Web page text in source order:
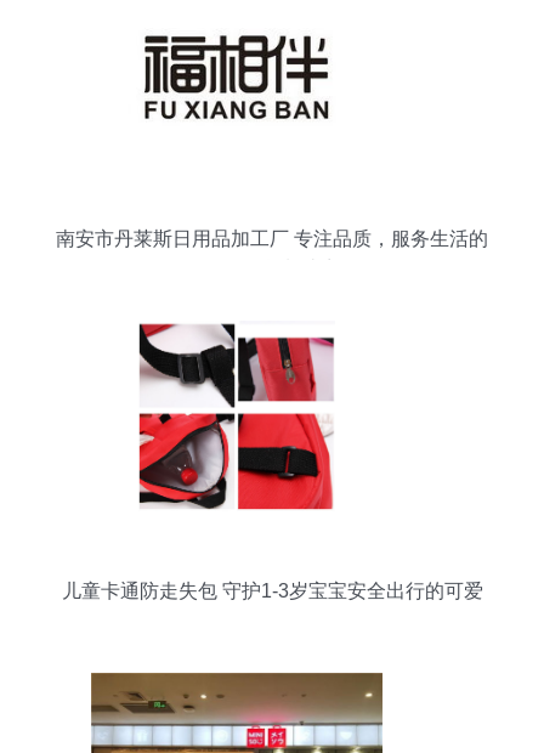
南安市丹莱斯日用品加工厂 专注品质，服务生活的
儿童卡通防走失包 守护1-3岁宝宝安全出行的可爱